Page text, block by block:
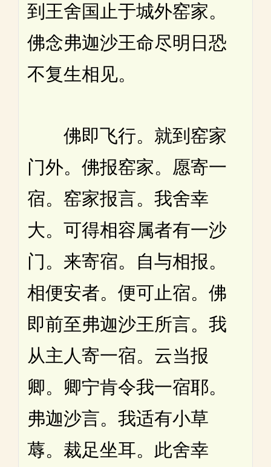
到王舍国止于城外窑家。
佛念弗迦沙王命尽明日恐
不复生相见。
佛即飞行。就到窑家
门外。佛报窑家。愿寄一
宿。窑家报言。我舍幸
大。可得相容属者有一沙
门。来寄宿。自与相报。
相便安者。便可止宿。佛
即前至弗迦沙王所言。我
从主人寄一宿。云当报
卿。卿宁肯令我一宿耶。
弗迦沙言。我适有小草
蓐。裁足坐耳。此舍幸